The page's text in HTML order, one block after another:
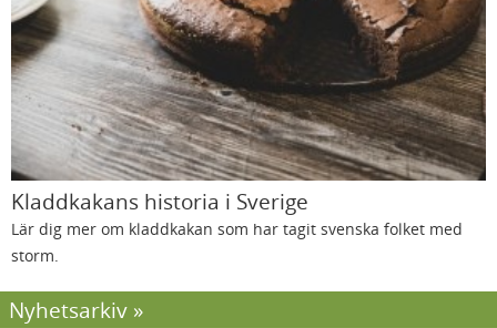
Kladdkakans historia i Sverige
Lär dig mer om kladdkakan som har tagit svenska folket med
storm.
Nyhetsarkiv